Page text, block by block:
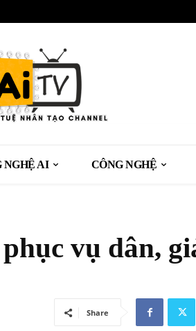
NGHỆ AI CÔNG NGHỆ
vụ dân,
Share